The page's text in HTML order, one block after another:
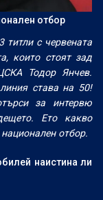
отбор
титли с червената
които стоят зад
Тодор Янчев.
става на 50!
за интервю
Ето какво
отбор.
наистина ли